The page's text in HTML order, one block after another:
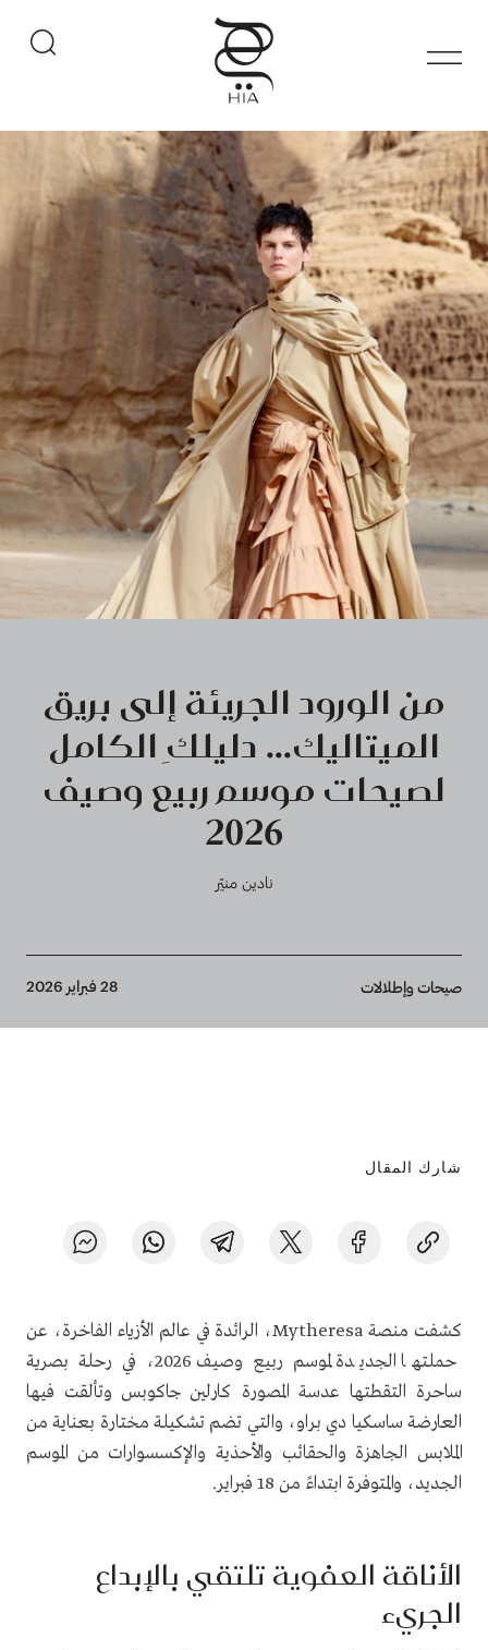
من الورود الجريئة إلى بريق
الميتاليك... دليلكِ الكامل
لصيحات موسم ربيع وصيف
2026‏
نادين منيّر
Breadcrumb
صيحات وإطلالات 28 فبراير 2026
شارك المقال
كشفت منصة Mytheresa، الرائدة في عالم الأزياء الفاخرة، عن
حملتها الجديدة لموسم ربيع وصيف 2026، في رحلة بصرية
ساحرة التقطتها عدسة المصورة كارلين جاكوبس وتألقت فيها
العارضة ساسكيا دي براو، والتي تضم تشكيلة مختارة بعناية من
الملابس الجاهزة والحقائب والأحذية والإكسسوارات من الموسم
الجديد، والمتوفرة ابتداءً من 18 فبراير.
الأناقة العفوية تلتقي ‏بالإبداع
الجريء